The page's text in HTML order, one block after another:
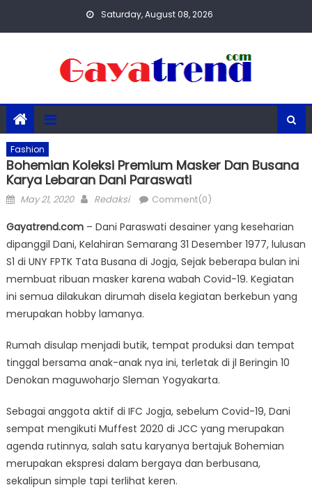
Saturday, August 08, 2026
Fashion
Bohemian Koleksi Premium Masker Dan Busana
Karya Lebaran Dani Paraswati
Posted
May 21, 2020 Author
Redaksi Comment(0)
Gayatrend.com– Dani Paraswati desainer yang keseharian
dipanggil Dani, Kelahiran Semarang 31 Desember 1977, lulusan
S1 di UNY FPTK Tata Busana di Jogja, Sejak beberapa bulan ini
membuat ribuan masker karena wabah Covid-19. Kegiatan
ini semua dilakukan dirumah disela kegiatan berkebun yang
merupakan hobby lamanya.
Rumah disulap menjadi butik, tempat produksi dan tempat
tinggal bersama anak-anak nya ini, terletak di jl Beringin 10
Denokan maguwoharjo Sleman Yogyakarta.
Sebagai anggota aktif di IFC Jogja, sebelum Covid-19, Dani
sempat mengikuti Muffest 2020 di JCC yang merupakan
agenda rutinnya, salah satu karyanya bertajuk Bohemian
merupakan ekspresi dalam bergaya dan berbusana,
sekalipun simple tapi terlihat keren.